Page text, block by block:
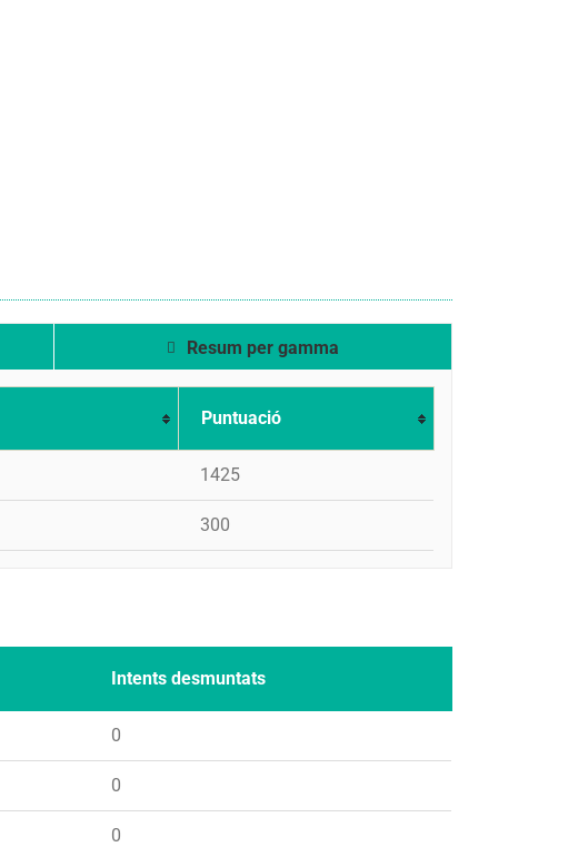
Resum per gamma
Puntuació
1425
300
Intents desmuntats
0
0
0